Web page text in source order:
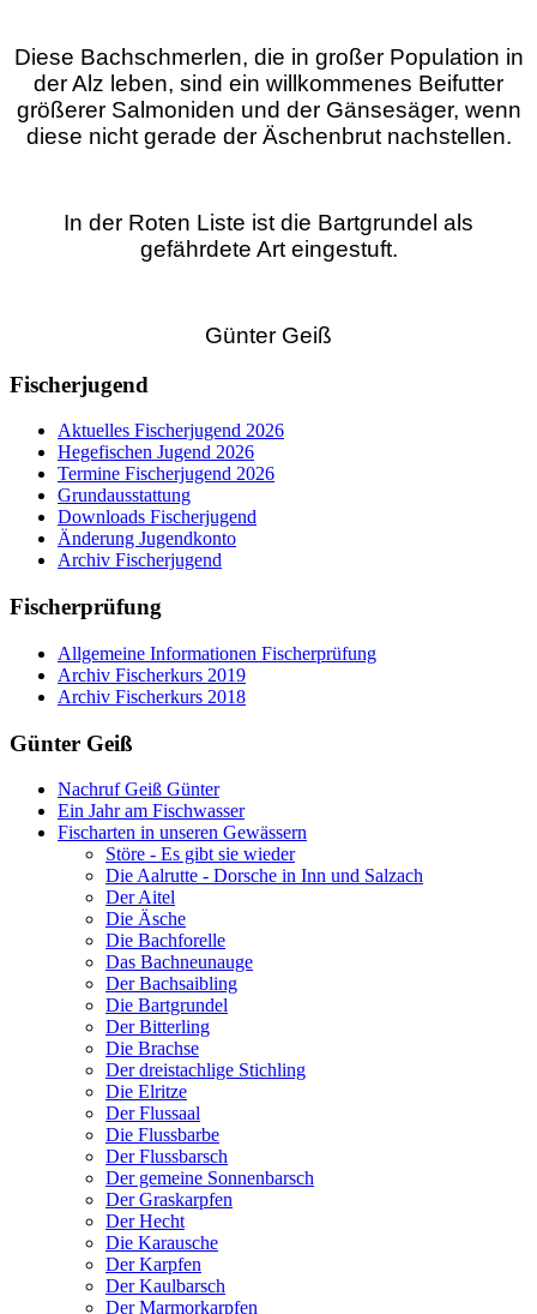
Diese Bachschmerlen, die in großer Population in
der Alz leben, sind ein willkommenes Beifutter
größerer Salmoniden und der Gänsesäger, wenn
diese nicht gerade der Äschenbrut nachstellen.
In der Roten Liste ist die Bartgrundel als
gefährdete Art eingestuft.
Günter Geiß
Fischerjugend
Aktuelles Fischerjugend 2026
Hegefischen Jugend 2026
Termine Fischerjugend 2026
Grundausstattung
Downloads Fischerjugend
Änderung Jugendkonto
Archiv Fischerjugend
Fischerprüfung
Allgemeine Informationen Fischerprüfung
Archiv Fischerkurs 2019
Archiv Fischerkurs 2018
Günter Geiß
Nachruf Geiß Günter
Ein Jahr am Fischwasser
Fischarten in unseren Gewässern
Störe - Es gibt sie wieder
Die Aalrutte - Dorsche in Inn und Salzach
Der Aitel
Die Äsche
Die Bachforelle
Das Bachneunauge
Der Bachsaibling
Die Bartgrundel
Der Bitterling
Die Brachse
Der dreistachlige Stichling
Die Elritze
Der Flussaal
Die Flussbarbe
Der Flussbarsch
Der gemeine Sonnenbarsch
Der Graskarpfen
Der Hecht
Die Karausche
Der Karpfen
Der Kaulbarsch
Der Marmorkarpfen